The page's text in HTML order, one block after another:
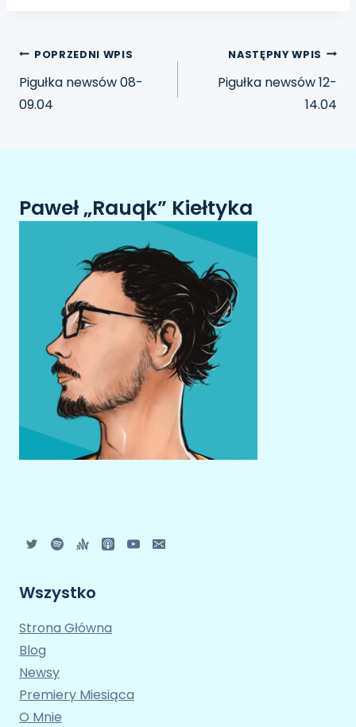
POPRZEDNI WPIS
Pigułka newsów 08-
09.04
NASTĘPNY WPIS
Pigułka newsów 12-
14.04
Paweł „Rauqk” Kiełtyka
Wszystko
Strona Główna
Blog
Newsy
Premiery Miesiąca
O Mnie